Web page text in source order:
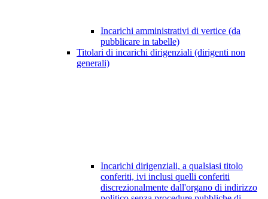
Incarichi amministrativi di vertice (da
pubblicare in tabelle)
Titolari di incarichi dirigenziali (dirigenti non
generali)
Incarichi dirigenziali, a qualsiasi titolo
conferiti, ivi inclusi quelli conferiti
discrezionalmente dall'organo di indirizzo